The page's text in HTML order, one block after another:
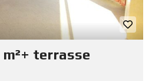
terrasse